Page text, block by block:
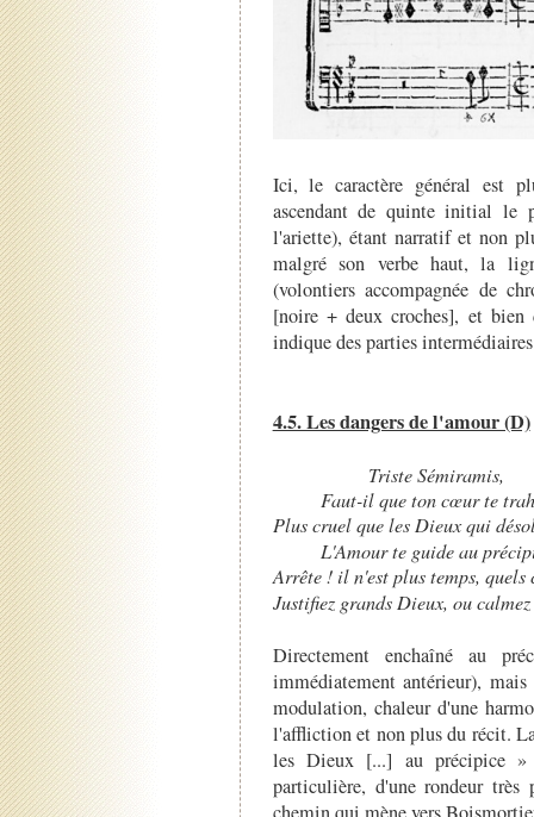
Ici, le caractère général est
ascendant de quinte initial le
l'ariette), étant narratif et non
malgré son verbe haut, la
(volontiers accompagnée de
[noire + deux croches], et
indique des parties
4.5. Les dangers de l'amour (D)
Triste Sémiramis,
Faut-il que ton cœur te
Plus cruel que les Dieux qui
L'Amour te guide au
Arrête ! il n'est plus temps, quels
Justifiez grands Dieux, ou
Directement enchaîné au
immédiatement antérieur),
modulation, chaleur d'une
l'affliction et non plus du récit.
les Dieux [...] au précipice »
particulière, d'une rondeur